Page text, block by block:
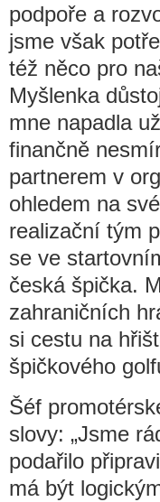
podpoře a
jsme však
též něco pro
Myšlenka
mne napadla
finančně
partnerem v
ohledem na
realizační tým
se ve
česká špička.
zahraničních
si cestu na
špičkového
Šéf
slovy: „Jsme
podařilo
má být